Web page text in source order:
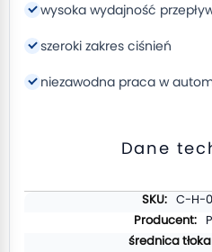
wysoka wydajność
szeroki zakres ciśnień
niezawodna praca w
Dane
C-H-